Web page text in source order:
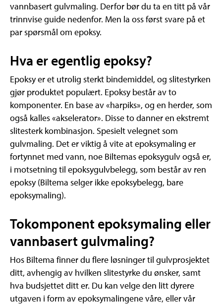
vannbasert gulvmaling. Derfor bør du ta en titt på vår
trinnvise guide nedenfor. Men la oss først svare på et
par spørsmål om epoksy.
Hva er egentlig epoksy?
Epoksy er et utrolig sterkt bindemiddel, og slitestyrken
gjør produktet populært. Epoksy består av to
komponenter. En base av «harpiks», og en herder, som
også kalles «akselerator». Disse to danner en ekstremt
slitesterk kombinasjon. Spesielt velegnet som
gulvmaling. Det er viktig å vite at epoksymaling er
fortynnet med vann, noe Biltemas epoksygulv også er,
i motsetning til epoksygulvbelegg, som består av ren
epoksy (Biltema selger ikke epoksybelegg, bare
epoksymaling).
Tokomponent epoksymaling eller
vannbasert gulvmaling?
Hos Biltema finner du flere løsninger til gulvprosjektet
ditt, avhengig av hvilken slitestyrke du ønsker, samt
hva budsjettet ditt er. Du kan velge den litt dyrere
utgaven i form av epoksymalingene våre, eller vår